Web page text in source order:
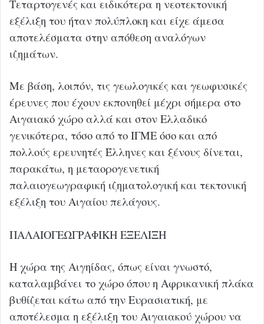
Τεταρτογενές και ειδικότερα η νεοτεκτονική
εξέλιξη του ήταν πολύπλοκη και είχε άμεσα
αποτελέσματα στην απόθεση αναλόγων
ιζημάτων.
Με βάση, λοιπόν, τις γεωλογικές και γεωφυσικές
έρευνες που έχουν εκπονηθεί μέχρι σήμερα στο
Αιγαιακό χώρο αλλά και στον Ελλαδικό
γενικότερα, τόσο από το ΙΓΜΕ όσο και από
πολλούς ερευνητές Έλληνες και ξένους δίνεται,
παρακάτω, η μεταορογενετική
παλαιογεωγραφική ιζηματολογική και τεκτονική
εξέλιξη του Αιγαίου πελάγους.
ΠΑΛΑΙΟΓΕΩΓΡΑΦΙΚΗ ΕΞΕΛΙΞΗ
Η χώρα της Αιγηίδας, όπως είναι γνωστό,
καταλαμβάνει το χώρο όπου η Αφρικανική πλάκα
βυθίζεται κάτω από την Ευρασιατική, με
αποτέλεσμα η εξέλιξη του Αιγαιακού χώρου να